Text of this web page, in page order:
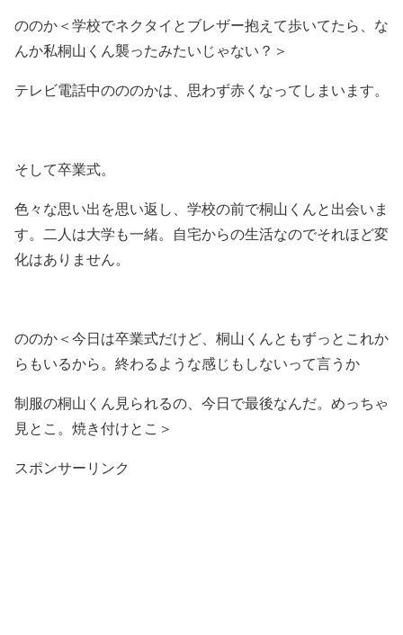
ののか＜学校でネクタイとブレザー抱えて歩いてたら、な
んか私桐山くん襲ったみたいじゃない？＞
テレビ電話中のののかは、思わず赤くなってしまいます。
そして卒業式。
色々な思い出を思い返し、学校の前で桐山くんと出会いま
す。二人は大学も一緒。自宅からの生活なのでそれほど変
化はありません。
ののか＜今日は卒業式だけど、桐山くんともずっとこれか
らもいるから。終わるような感じもしないって言うか
制服の桐山くん見られるの、今日で最後なんだ。めっちゃ
見とこ。焼き付けとこ＞
スポンサーリンク